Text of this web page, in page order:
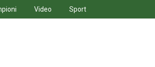
Video Sport